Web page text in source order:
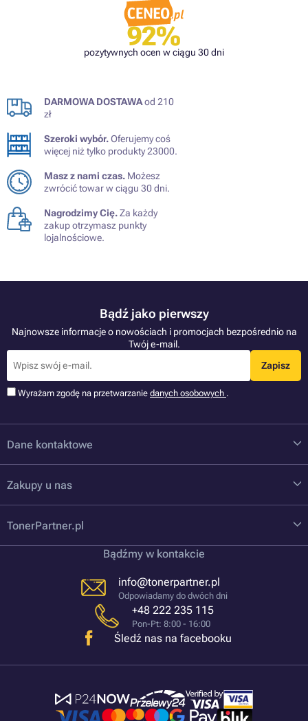
92%
pozytywnych ocen w ciągu 30 dni
DARMOWA DOSTAWAod 210
zł
Szeroki wybór.Oferujemy coś
więcej niż tylko produkty 23000.
Masz z nami czas. Możesz
zwrócić towar w ciągu 30 dni.
Nagrodzimy Cię.Za każdy
zakup otrzymasz punkty
lojalnościowe.
Bądź jako pierwszy
Najnowsze informacje o nowościach i promocjach bezpośrednio na
Twój e-mail.
Zapisz
Wyrażam zgodę na przetwarzanie danych osobowych .
Dane kontaktowe
Zakupy u nas
TonerPartner.pl
Bądźmy w kontakcie
info@tonerpartner.pl
Odpowiadamy do dwóch dni
+48 222 235 115
Pon-Pt: 8:00 - 16:00
Śledź nas na facebooku